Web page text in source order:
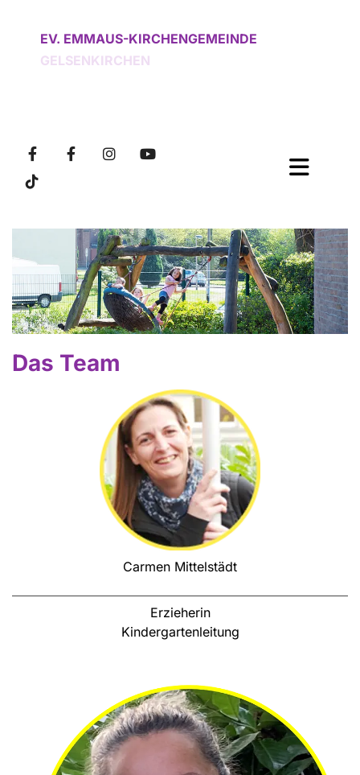
EV. EMMAUS-KIRCHENGEMEINDE
GELSENKIRCHEN
Das Team
Carmen Mittelstädt
Erzieherin
Kindergartenleitung